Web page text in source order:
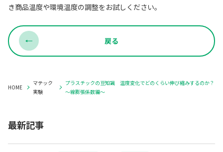
き商品温度や環境温度の調整をお試しください。
戻る
HOME
マテック
実験
プラスチックの豆知識 温度変化でどのくらい伸び縮みするのか？
～線膨張係数編～
最新記事